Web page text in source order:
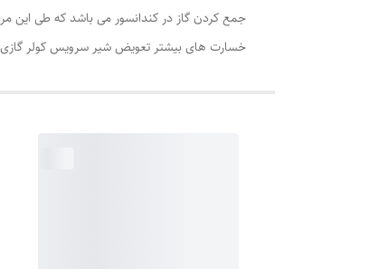
جمع کردن گاز در کندانسور می باشد که طی این
خسارت های بیشتر تعویض شیر سرویس کولر